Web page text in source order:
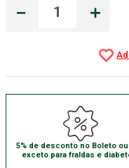
＋
－
5% de desconto no Boleto
exceto para fraldas e